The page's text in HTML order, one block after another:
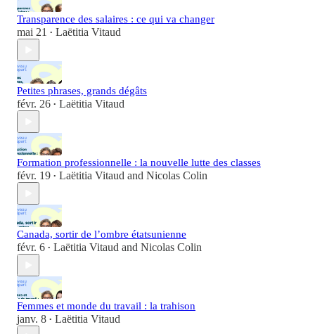
Transparence des salaires : ce qui va changer
mai 21 • Laëtitia Vitaud
Petites phrases, grands dégâts
févr. 26 • Laëtitia Vitaud
Formation professionnelle : la nouvelle lutte des classes
févr. 19 • Laëtitia Vitaud and Nicolas Colin
Canada, sortir de l’ombre étatsunienne
févr. 6 • Laëtitia Vitaud and Nicolas Colin
Femmes et monde du travail : la trahison
janv. 8 • Laëtitia Vitaud